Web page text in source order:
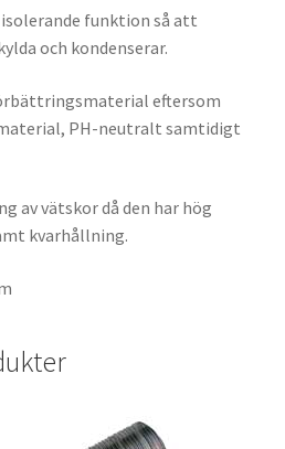
funktion så att
och kondenserar.
eftersom
PH-neutralt samtidigt
av vätskor då den har hög
kvarhållning.